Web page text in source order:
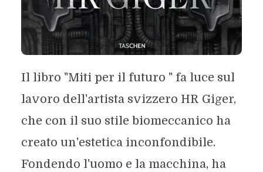
Il libro "Miti per il futuro " fa luce sul
lavoro dell'artista svizzero HR Giger,
che con il suo stile biomeccanico ha
creato un'estetica inconfondibile.
Fondendo l'uomo e la macchina, ha